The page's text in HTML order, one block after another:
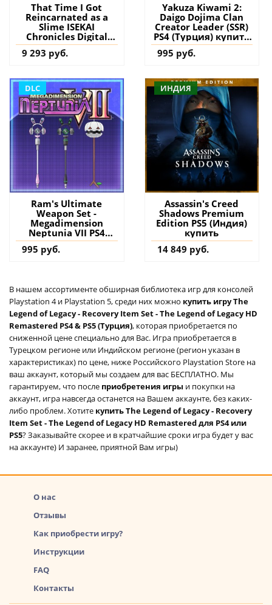
That Time I Got
Reincarnated as a
Slime ISEKAI
Chronicles Digital
Deluxe Edition PS4 &
PS5 (Турция) купить
9 293 руб.
Yakuza Kiwami 2:
Daigo Dojima Clan
Creator Leader (SSR)
PS4 (Турция) купить
дополнение на
аккаунт
995 руб.
DLC
Ram's Ultimate
Weapon Set -
Megadimension
Neptunia VII PS4
(Турция) купить
дополнение на
995 руб.
ИНДИЯ
Assassin's Creed
Shadows Premium
Edition PS5 (Индия)
купить
14 849 руб.
В нашем ассортименте обширная библиотека игр для консолей
Playstation 4 и Playstation 5, среди них можно купить игру The
Legend of Legacy - Recovery Item Set - The Legend of Legacy HD
Remastered PS4 & PS5 (Турция), которая приобретается по
сниженной цене специально для Вас. Игра приобретается в
Турецком регионе или Индийском регионе (регион указан в
характеристиках) по цене, ниже Российского Playstation Store на
ваш аккаунт, который мы создаем для вас БЕСПЛАТНО. Мы
гарантируем, что после приобретения игры и покупки на
аккаунт, игра навсегда останется на Вашем аккаунте, без каких-
либо проблем. Хотите купить The Legend of Legacy - Recovery
Item Set - The Legend of Legacy HD Remastered для PS4 или
PS5? Заказывайте скорее и в кратчайшие сроки игра будет у вас
на аккаунте) И заранее, приятной Вам игры)
О нас
Отзывы
Как приобрести игру?
Инструкции
FAQ
Контакты